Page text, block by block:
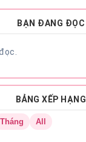
BẠN ĐANG ĐỌC
BẢNG XẾP HẠNG
Tháng All